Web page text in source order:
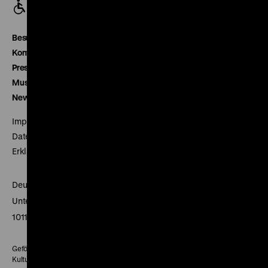
Besucherservice
Kontakt
Presse
Museumsverein
Newsletter
Impressum
Datenschutz
Erklärung digitale Barrierefreiheit
Deutsches Historisches Museum
Unter den Linden 2
10117 Berlin
Gefördert mit Mitteln des Beauftragten der Bundesregierung für
Kultur und Medien